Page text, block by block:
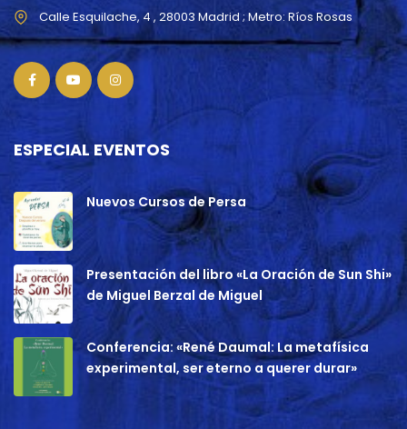
ESPECIAL EVENTOS
Nuevos Cursos de Persa
Presentación del libro «La Oración de Sun Shi»
de Miguel Berzal de Miguel
Conferencia: «René Daumal: La metafísica
experimental, ser eterno a querer durar»